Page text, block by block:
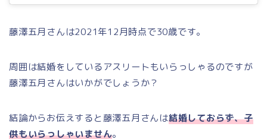
藤澤五月さんは2021年12月時点で30歳です。
周囲は結婚をしているアスリートもいらっしゃるのですが
藤澤五月さんはいかがでしょうか？
結論からお伝えすると藤澤五月さんは結婚しておらず、子
供もいらっしゃいません。